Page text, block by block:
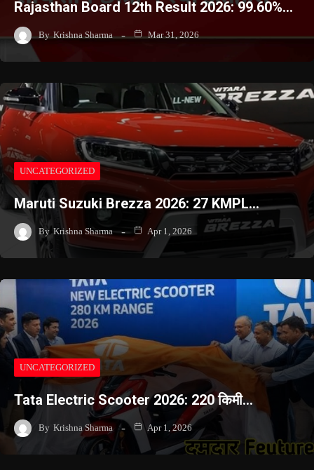
Rajasthan Board 12th Result 2026: 99.60%…
By Krishna Sharma Mar 31, 2026
UNCATEGORIZED
Maruti Suzuki Brezza 2026: 27 KMPL…
By Krishna Sharma Apr 1, 2026
UNCATEGORIZED
Tata Electric Scooter 2026: 220 किमी…
By Krishna Sharma Apr 1, 2026